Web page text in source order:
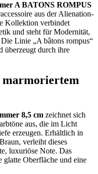
A BATONS ROMPUS
aus der Alienation-
Kollektion verbindet
und steht für Modernität,
Linie „A bâtons rompus“
überzeugt durch ihre
8,5 cm zeichnet sich
aus, die im Licht
erzeugen. Erhältlich in
verleiht dieses
luxuriöse Note. Das
glatte Oberfläche und eine